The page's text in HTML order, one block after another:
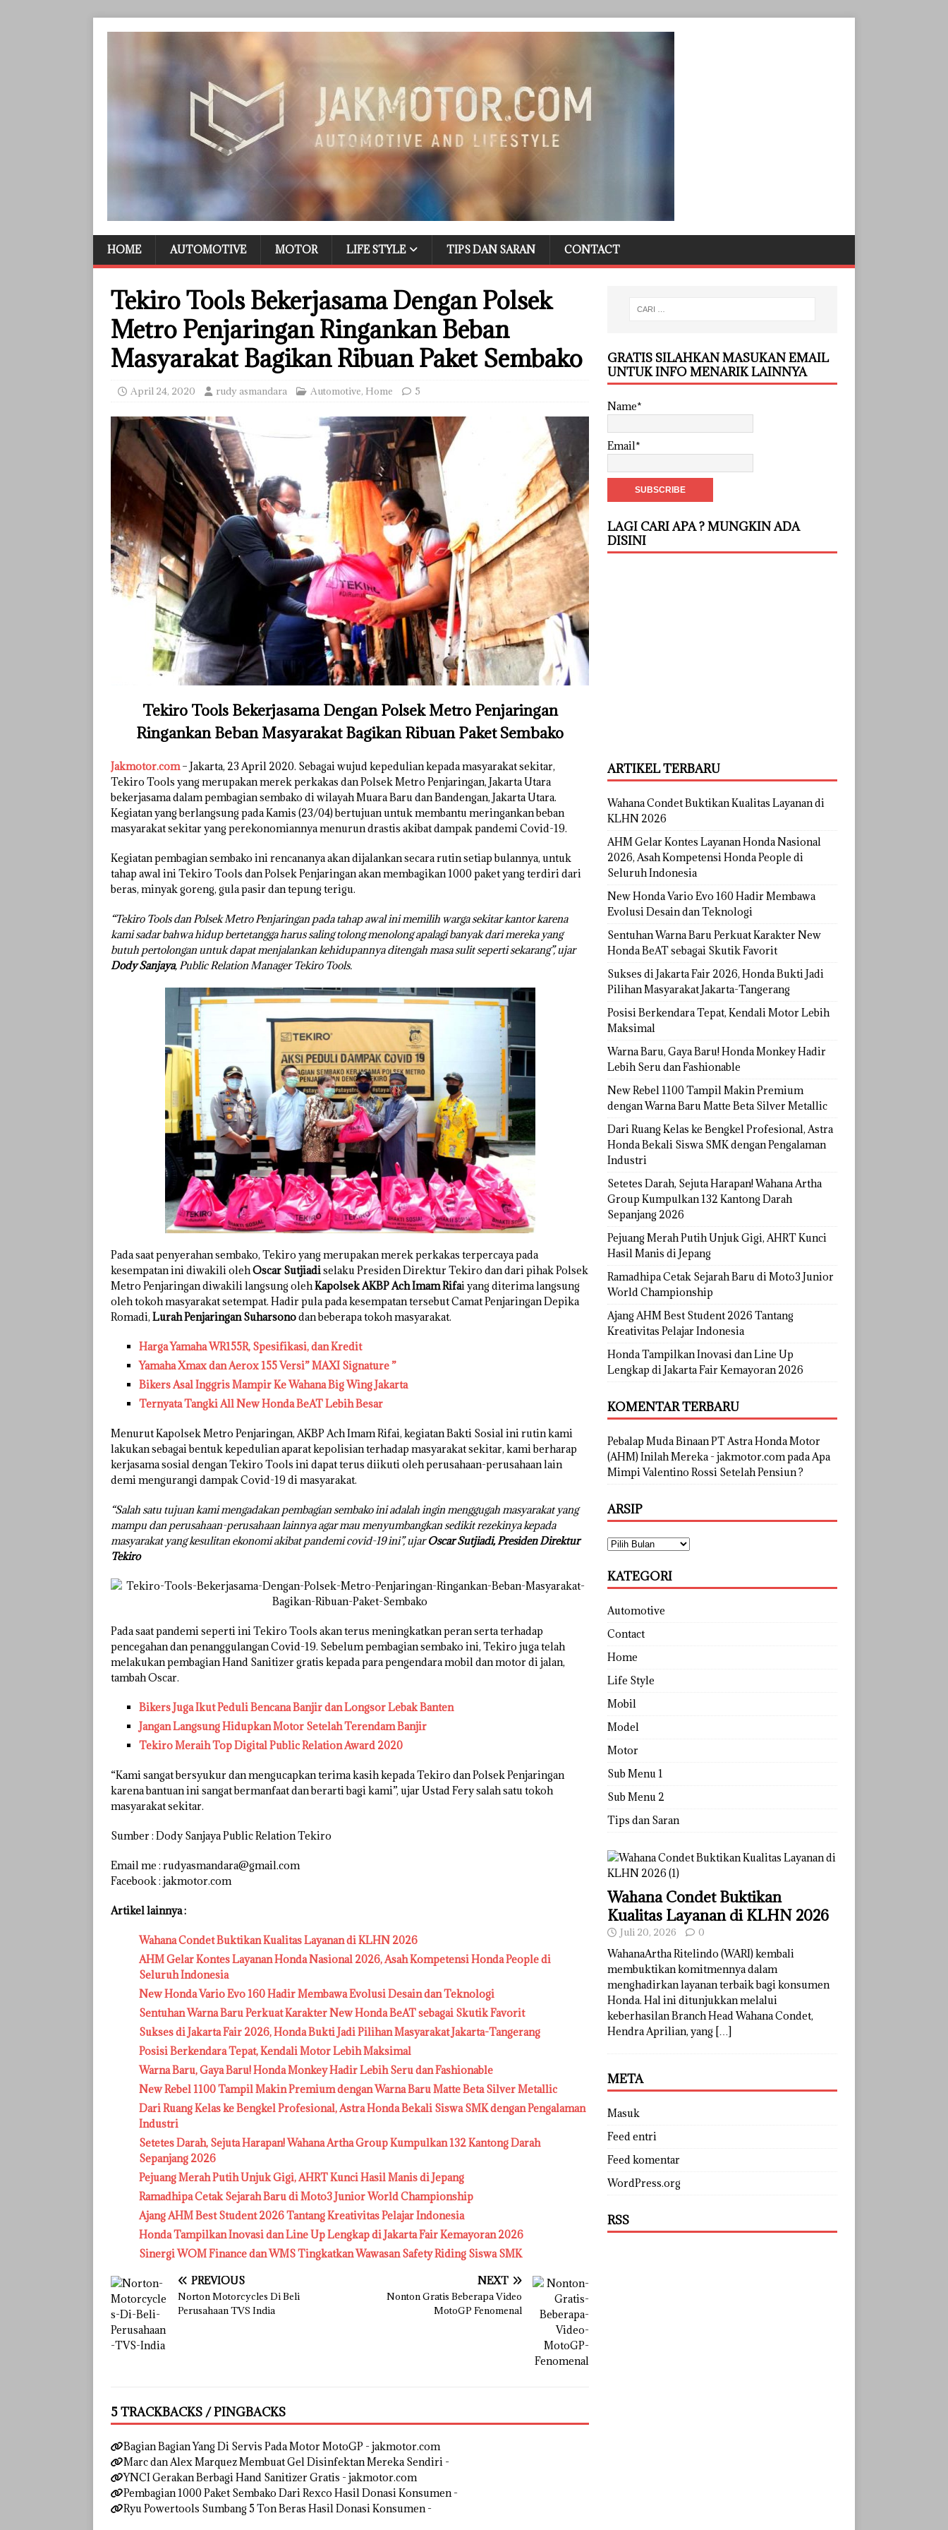
HOME AUTOMOTIVE MOTOR LIFE STYLE TIPS DAN SARAN CONTACT
Tekiro Tools Bekerjasama Dengan Polsek
Metro Penjaringan Ringankan Beban
Masyarakat Bagikan Ribuan Paket Sembako
April 24, 2020 rudy asmandara Automotive, Home 5
Tekiro Tools Bekerjasama Dengan Polsek Metro Penjaringan
Ringankan Beban Masyarakat Bagikan Ribuan Paket Sembako
Jakmotor.com– Jakarta, 23 April 2020. Sebagai wujud kepedulian kepada masyarakat sekitar,
Tekiro Tools yang merupakan merek perkakas dan Polsek Metro Penjaringan, Jakarta Utara
bekerjasama dalam pembagian sembako di wilayah Muara Baru dan Bandengan, Jakarta Utara.
Kegiatan yang berlangsung pada Kamis (23/04) bertujuan untuk membantu meringankan beban
masyarakat sekitar yang perekonomiannya menurun drastis akibat dampak pandemi Covid-19.
Kegiatan pembagian sembako ini rencananya akan dijalankan secara rutin setiap bulannya, untuk
tahap awal ini Tekiro Tools dan Polsek Penjaringan akan membagikan 1000 paket yang terdiri dari
beras, minyak goreng, gula pasir dan tepung terigu.
“Tekiro Tools dan Polsek Metro Penjaringan pada tahap awal ini memilih warga sekitar kantor karena
kami sadar bahwa hidup bertetangga harus saling tolong menolong apalagi banyak dari mereka yang
butuh pertolongan untuk dapat menjalankan kehidupannya ditengah masa sulit seperti sekarang”, ujar
Dody Sanjaya, Public Relation Manager Tekiro Tools.
Pada saat penyerahan sembako, Tekiro yang merupakan merek perkakas terpercaya pada
kesempatan ini diwakili olehOscar Sutjiadiselaku Presiden Direktur Tekiro dan dari pihak Polsek
Metro Penjaringan diwakili langsung olehKapolsek AKBP Ach Imam Rifai yang diterima langsung
oleh tokoh masyarakat setempat. Hadir pula pada kesempatan tersebut Camat Penjaringan Depika
Romadi, Lurah Penjaringan Suharsonodan beberapa tokoh masyarakat.
Harga Yamaha WR155R, Spesifikasi, dan Kredit
Yamaha Xmax dan Aerox 155 Versi” MAXI Signature ”
Bikers Asal Inggris Mampir Ke Wahana Big Wing Jakarta
Ternyata Tangki All New Honda BeAT Lebih Besar
Menurut Kapolsek Metro Penjaringan, AKBP Ach Imam Rifai, kegiatan Bakti Sosial ini rutin kami
lakukan sebagai bentuk kepedulian aparat kepolisian terhadap masyarakat sekitar, kami berharap
kerjasama sosial dengan Tekiro Tools ini dapat terus diikuti oleh perusahaan-perusahaan lain
demi mengurangi dampak Covid-19 di masyarakat.
“Salah satu tujuan kami mengadakan pembagian sembako ini adalah ingin menggugah masyarakat yang
mampu dan perusahaan-perusahaan lainnya agar mau menyumbangkan sedikit rezekinya kepada
masyarakat yang kesulitan ekonomi akibat pandemi covid-19 ini”, ujarOscar Sutjiadi, Presiden Direktur
Tekiro
Pada saat pandemi seperti ini Tekiro Tools akan terus meningkatkan peran serta terhadap
pencegahan dan penanggulangan Covid-19. Sebelum pembagian sembako ini, Tekiro juga telah
melakukan pembagian Hand Sanitizer gratis kepada para pengendara mobil dan motor di jalan,
tambah Oscar.
Bikers Juga Ikut Peduli Bencana Banjir dan Longsor Lebak Banten
Jangan Langsung Hidupkan Motor Setelah Terendam Banjir
Tekiro Meraih Top Digital Public Relation Award 2020
“Kami sangat bersyukur dan mengucapkan terima kasih kepada Tekiro dan Polsek Penjaringan
karena bantuan ini sangat bermanfaat dan berarti bagi kami”, ujar Ustad Fery salah satu tokoh
masyarakat sekitar.
Sumber : Dody Sanjaya Public Relation Tekiro
Email me : rudyasmandara@gmail.com
Facebook : jakmotor.com
Artikel lainnya :
Wahana Condet Buktikan Kualitas Layanan di KLHN 2026
AHM Gelar Kontes Layanan Honda Nasional 2026, Asah Kompetensi Honda People di
Seluruh Indonesia
New Honda Vario Evo 160 Hadir Membawa Evolusi Desain dan Teknologi
Sentuhan Warna Baru Perkuat Karakter New Honda BeAT sebagai Skutik Favorit
Sukses di Jakarta Fair 2026, Honda Bukti Jadi Pilihan Masyarakat Jakarta-Tangerang
Posisi Berkendara Tepat, Kendali Motor Lebih Maksimal
Warna Baru, Gaya Baru! Honda Monkey Hadir Lebih Seru dan Fashionable
New Rebel 1100 Tampil Makin Premium dengan Warna Baru Matte Beta Silver Metallic
Dari Ruang Kelas ke Bengkel Profesional, Astra Honda Bekali Siswa SMK dengan Pengalaman
Industri
Setetes Darah, Sejuta Harapan! Wahana Artha Group Kumpulkan 132 Kantong Darah
Sepanjang 2026
Pejuang Merah Putih Unjuk Gigi, AHRT Kunci Hasil Manis di Jepang
Ramadhipa Cetak Sejarah Baru di Moto3 Junior World Championship
Ajang AHM Best Student 2026 Tantang Kreativitas Pelajar Indonesia
Honda Tampilkan Inovasi dan Line Up Lengkap di Jakarta Fair Kemayoran 2026
Sinergi WOM Finance dan WMS Tingkatkan Wawasan Safety Riding Siswa SMK
PREVIOUS
Norton Motorcycles Di Beli
Perusahaan TVS India
NEXT
Nonton Gratis Beberapa Video
MotoGP Fenomenal
5 TRACKBACKS / PINGBACKS
Bagian Bagian Yang Di Servis Pada Motor MotoGP - jakmotor.com
Marc dan Alex Marquez Membuat Gel Disinfektan Mereka Sendiri -
YNCI Gerakan Berbagi Hand Sanitizer Gratis - jakmotor.com
Pembagian 1000 Paket Sembako Dari Rexco Hasil Donasi Konsumen -
Ryu Powertools Sumbang 5 Ton Beras Hasil Donasi Konsumen -
GRATIS SILAHKAN MASUKAN EMAIL
UNTUK INFO MENARIK LAINNYA
Name*
Email*
LAGI CARI APA ? MUNGKIN ADA
DISINI
ARTIKEL TERBARU
Wahana Condet Buktikan Kualitas Layanan di
KLHN 2026
AHM Gelar Kontes Layanan Honda Nasional
2026, Asah Kompetensi Honda People di
Seluruh Indonesia
New Honda Vario Evo 160 Hadir Membawa
Evolusi Desain dan Teknologi
Sentuhan Warna Baru Perkuat Karakter New
Honda BeAT sebagai Skutik Favorit
Sukses di Jakarta Fair 2026, Honda Bukti Jadi
Pilihan Masyarakat Jakarta-Tangerang
Posisi Berkendara Tepat, Kendali Motor Lebih
Maksimal
Warna Baru, Gaya Baru! Honda Monkey Hadir
Lebih Seru dan Fashionable
New Rebel 1100 Tampil Makin Premium
dengan Warna Baru Matte Beta Silver Metallic
Dari Ruang Kelas ke Bengkel Profesional, Astra
Honda Bekali Siswa SMK dengan Pengalaman
Industri
Setetes Darah, Sejuta Harapan! Wahana Artha
Group Kumpulkan 132 Kantong Darah
Sepanjang 2026
Pejuang Merah Putih Unjuk Gigi, AHRT Kunci
Hasil Manis di Jepang
Ramadhipa Cetak Sejarah Baru di Moto3 Junior
World Championship
Ajang AHM Best Student 2026 Tantang
Kreativitas Pelajar Indonesia
Honda Tampilkan Inovasi dan Line Up
Lengkap di Jakarta Fair Kemayoran 2026
KOMENTAR TERBARU
Pebalap Muda Binaan PT Astra Honda Motor
(AHM) Inilah Mereka - jakmotor.compadaApa
Mimpi Valentino Rossi Setelah Pensiun ?
ARSIP
KATEGORI
Automotive
Contact
Home
Life Style
Mobil
Model
Motor
Sub Menu 1
Sub Menu 2
Tips dan Saran
Wahana Condet Buktikan
Kualitas Layanan di KLHN 2026
Juli 20, 2026 0
WahanaArtha Ritelindo (WARI) kembali
membuktikan komitmennya dalam
menghadirkan layanan terbaik bagi konsumen
Honda. Hal ini ditunjukkan melalui
keberhasilan Branch Head Wahana Condet,
Hendra Aprilian, yang […]
META
Masuk
Feed entri
Feed komentar
WordPress.org
RSS